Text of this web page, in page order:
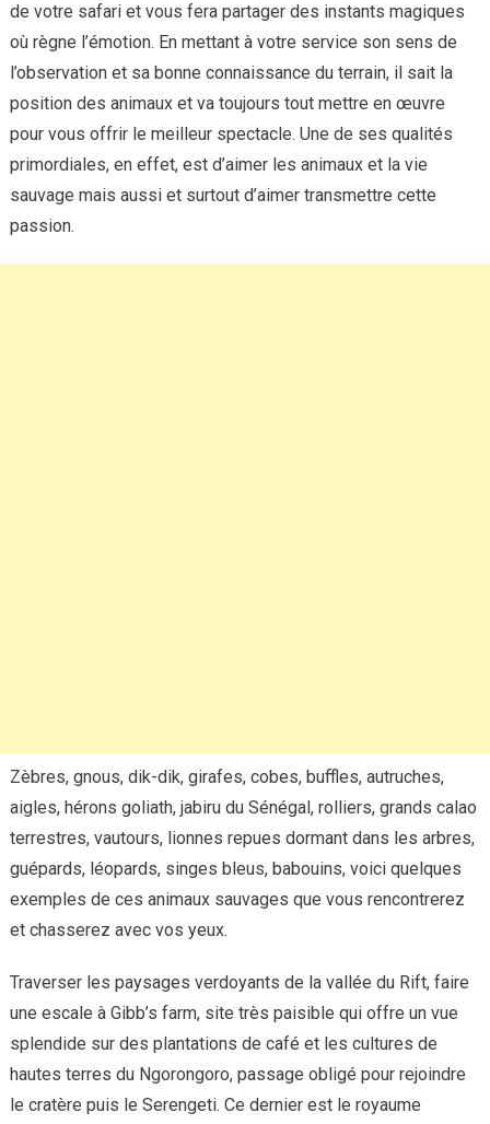
de votre safari et vous fera partager des instants magiques
où règne l’émotion. En mettant à votre service son sens de
l’observation et sa bonne connaissance du terrain, il sait la
position des animaux et va toujours tout mettre en œuvre
pour vous offrir le meilleur spectacle. Une de ses qualités
primordiales, en effet, est d’aimer les animaux et la vie
sauvage mais aussi et surtout d’aimer transmettre cette
passion.
Zèbres, gnous, dik-dik, girafes, cobes, buffles, autruches,
aigles, hérons goliath, jabiru du Sénégal, rolliers, grands calao
terrestres, vautours, lionnes repues dormant dans les arbres,
guépards, léopards, singes bleus, babouins, voici quelques
exemples de ces animaux sauvages que vous rencontrerez
et chasserez avec vos yeux.
Traverser les paysages verdoyants de la vallée du Rift, faire
une escale à Gibb’s farm, site très paisible qui offre un vue
splendide sur des plantations de café et les cultures de
hautes terres du Ngorongoro, passage obligé pour rejoindre
le cratère puis le Serengeti. Ce dernier est le royaume